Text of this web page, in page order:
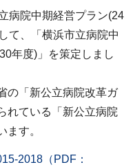
病院中期経営プラン(24
て、「横浜市立病院中
年度)」を策定しまし
の「新公立病院改革ガ
れている「新公立病院
ます。
2018（PDF：